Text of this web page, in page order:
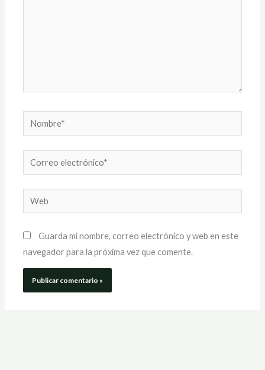
Nombre*
Correo
electrónico*
Web
Guarda mi nombre, correo electrónico y web en este
navegador para la próxima vez que comente.